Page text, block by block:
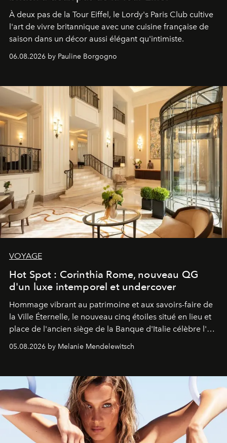
À deux pas de la Tour Eiffel, le Lordy's Paris Club cultive
l'art de vivre britannique avec une cuisine française de
saison dans un décor aussi élégant qu'intimiste.
06.08.2026 by Pauline Borgogno
VOYAGE
Hot Spot : Corinthia Rome, nouveau QG
d'un luxe intemporel et undercover
Hommage vibrant au patrimoine et aux savoirs-faire de
la Ville Éternelle, le nouveau cinq étoiles situé en lieu et
place de l'ancien siège de la Banque d'Italie célèbre l'art
de vivre Romain dans toute son élégance intemporelle.
05.08.2026 by Melanie Mendelewitsch